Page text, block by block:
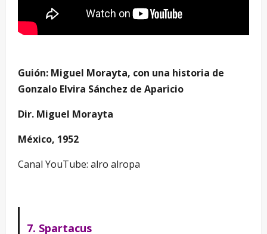
Guión: Miguel Morayta, con una historia de
Gonzalo Elvira Sánchez de Aparicio
Dir. Miguel Morayta
México, 1952
Canal YouTube: alro alropa
7. Spartacus